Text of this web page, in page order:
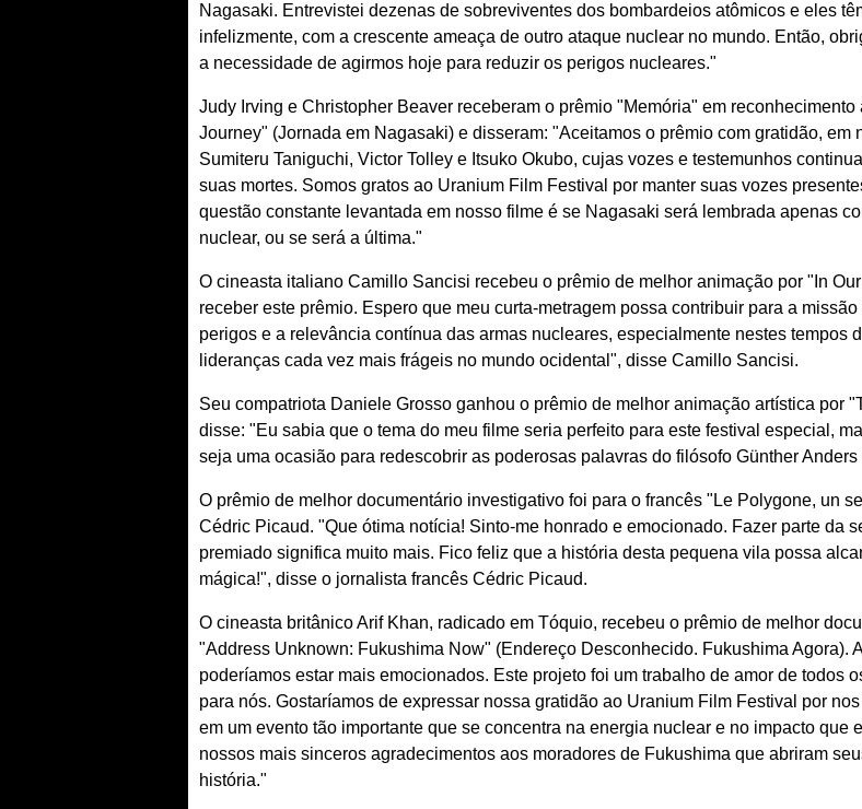
Nagasaki. Entrevistei dezenas de sobreviventes dos bombardeios atômicos e eles
infelizmente, com a crescente ameaça de outro ataque nuclear no mundo. Então,
a necessidade de agirmos hoje para reduzir os perigos nucleares."
Judy Irving e Christopher Beaver receberam o prêmio "Memória" em
Journey" (Jornada em Nagasaki) e disseram: "Aceitamos o prêmio com gratidão,
Sumiteru Taniguchi, Victor Tolley e Itsuko Okubo, cujas vozes e testemunhos
suas mortes. Somos gratos ao Uranium Film Festival por manter suas vozes
questão constante levantada em nosso filme é se Nagasaki será lembrada apenas
nuclear, ou se será a última."
O cineasta italiano Camillo Sancisi recebeu o prêmio de melhor animação por "In
receber este prêmio. Espero que meu curta-metragem possa contribuir para a
perigos e a relevância contínua das armas nucleares, especialmente nestes tempos
lideranças cada vez mais frágeis no mundo ocidental", disse Camillo Sancisi.
Seu compatriota Daniele Grosso ganhou o prêmio de melhor animação artística por
disse: "Eu sabia que o tema do meu filme seria perfeito para este festival especial,
seja uma ocasião para redescobrir as poderosas palavras do filósofo Günther
O prêmio de melhor documentário investigativo foi para o francês "Le Polygone, un
Cédric Picaud. "Que ótima notícia! Sinto-me honrado e emocionado. Fazer parte da
premiado significa muito mais. Fico feliz que a história desta pequena vila possa
mágica!", disse o jornalista francês Cédric Picaud.
O cineasta britânico Arif Khan, radicado em Tóquio, recebeu o prêmio de melhor
"Address Unknown: Fukushima Now" (Endereço Desconhecido. Fukushima Agora).
poderíamos estar mais emocionados. Este projeto foi um trabalho de amor de todos
para nós. Gostaríamos de expressar nossa gratidão ao Uranium Film Festival por
em um evento tão importante que se concentra na energia nuclear e no impacto que
nossos mais sinceros agradecimentos aos moradores de Fukushima que abriram
história."